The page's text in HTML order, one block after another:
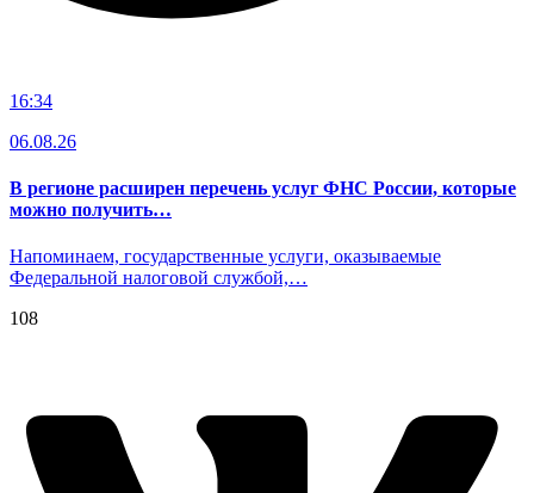
16:34
06.08.26
В регионе расширен перечень услуг ФНС России, которые
можно получить…
Напоминаем, государственные услуги, оказываемые
Федеральной налоговой службой,…
108